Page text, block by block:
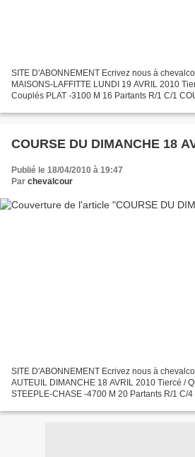
SITE D'ABONNEMENT Ecrivez nous à
MAISONS-LAFFITTE LUNDI 19 AVRIL 2010
Couplés PLAT -3100 M 16 Partants R/1 C/1
COURSE DU DIMANCHE 18
Publié le 18/04/2010 à 19:47
Par chevalcour
SITE D'ABONNEMENT Ecrivez nous à
AUTEUIL DIMANCHE 18 AVRIL 2010 Tiercé /
STEEPLE-CHASE -4700 M 20 Partants R/1 C/4